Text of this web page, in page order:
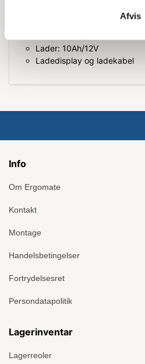
Afvis
Lader: 10Ah/12V
Ladedisplay og ladekabel
Info
Om Ergomate
Kontakt
Montage
Handelsbetingelser
Fortrydelsesret
Persondatapolitik
Lagerinventar
Lagerreoler